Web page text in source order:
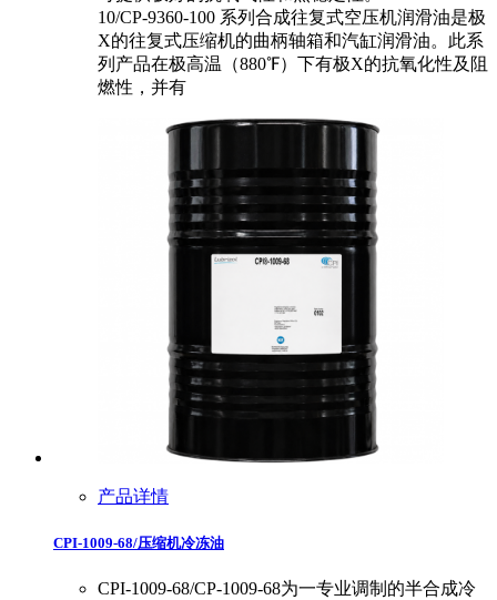
10/CP-9360-100 系列合成往复式空压机润滑油是极
X的往复式压缩机的曲柄轴箱和汽缸润滑油。此系
列产品在极高温（880℉）下有极X的抗氧化性及阻
燃性，并有
产品详情
CPI-1009-68/压缩机冷冻油
CPI-1009-68/CP-1009-68为一专业调制的半合成冷